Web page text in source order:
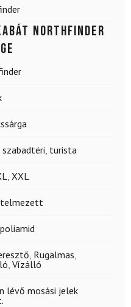
NORTHFINDER
szabadtéri turista
XXL
Rugalmas
Vízálló
lévő mosási jelek